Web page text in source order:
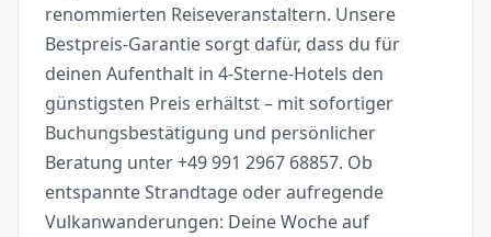
renommierten Reiseveranstaltern. Unsere
Bestpreis-Garantie sorgt dafür, dass du für
deinen Aufenthalt in 4-Sterne-Hotels den
günstigsten Preis erhältst – mit sofortiger
Buchungsbestätigung und persönlicher
Beratung unter +49 991 2967 68857. Ob
entspannte Strandtage oder aufregende
Vulkanwanderungen: Deine Woche auf